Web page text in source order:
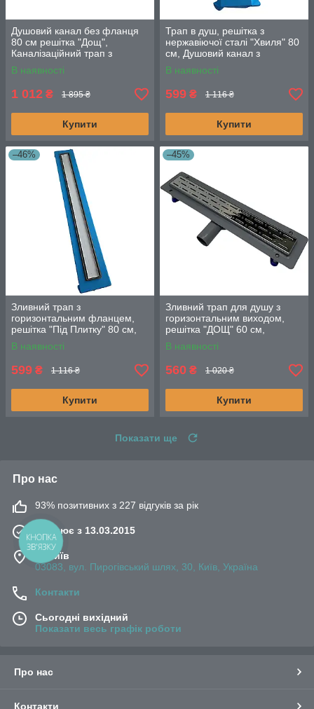
Душовий канал без фланця
80 см решітка "Дощ",
Каналізаційний трап з
подвійним гідрозатвором
В наявності
1 012 ₴ 1 895 ₴
Купити
Трап в душ, решітка з
нержавіючої сталі "Хвиля" 80
см, Душовий канал з
горизонтальним фланцем
В наявності
599 ₴ 1 116 ₴
Купити
–46%
Зливний трап з
горизонтальним фланцем,
решітка "Під Плитку" 80 см,
Душовий канал з подвійним
гідрозатвором
В наявності
599 ₴ 1 116 ₴
Купити
–45%
Зливний трап для душу з
горизонтальним виходом,
решітка "ДОЩ" 60 см,
Душовий канал з сухим
затвором
В наявності
560 ₴ 1 020 ₴
Купити
Показати ще
Про нас
93% позитивних з 227 відгуків за рік
Працює з 13.03.2015
м. Київ
03083, вул. Пирогівський шлях, 30, Київ, Україна
Контакти
Сьогодні вихідний
Показати весь графік роботи
Про нас
Контакти
КНОПКА
ЗВ'ЯЗКУ